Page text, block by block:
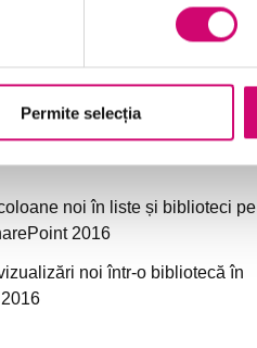
Permite selecția
restaurarea de documente și
coloanelor dintr-o Listă
pe site-urile SharePoint 2016
noi în liste și biblioteci pe
2016
noi într-o bibliotecă în